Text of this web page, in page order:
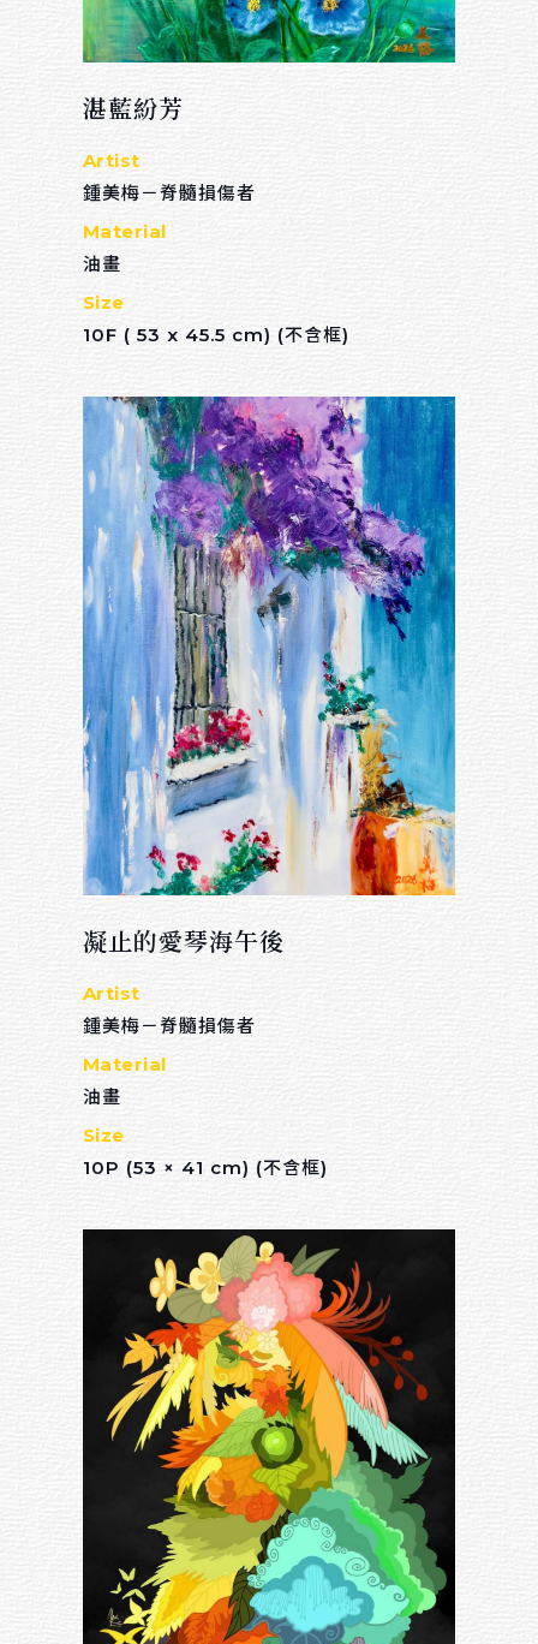
湛藍紛芳
Artist
鍾美梅－脊髓損傷者
Material
油畫
Size
10F ( 53 x 45.5 cm) (不含框)
凝止的愛琴海午後
Artist
鍾美梅－脊髓損傷者
Material
油畫
Size
10P (53 × 41 cm) (不含框)